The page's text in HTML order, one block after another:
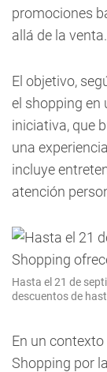
promociones
allá de la venta.
El objetivo,
el shopping en
iniciativa, que
una
incluye
atención
Hasta el 21 de
descuentos de
En un
Shopping por